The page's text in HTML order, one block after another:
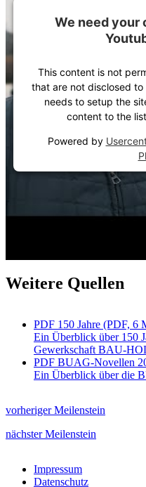
We need your
This content is not
that are not disclosed
needs to setup the
content to the
Powered by
Weitere Quellen
PDF 150 Jahre (PDF, 6
Ein Überblick über 150
Gewerkschaft BAU-
PDF BUAG-Novellen
Ein Überblick über die
vorheriger Meilenstein
nächster Meilenstein
Impressum
Datenschutz